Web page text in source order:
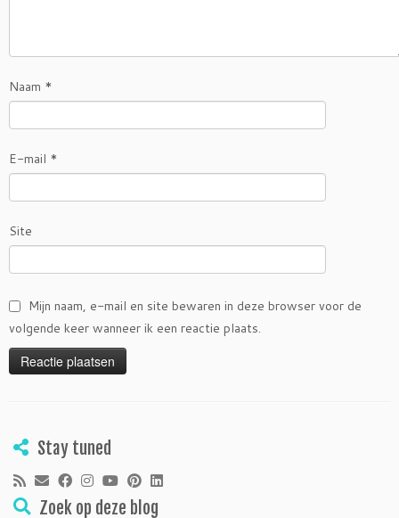
Naam *
E-mail *
Site
Mijn naam, e-mail en site bewaren in deze browser voor de
volgende keer wanneer ik een reactie plaats.
Stay tuned
Zoek op deze blog